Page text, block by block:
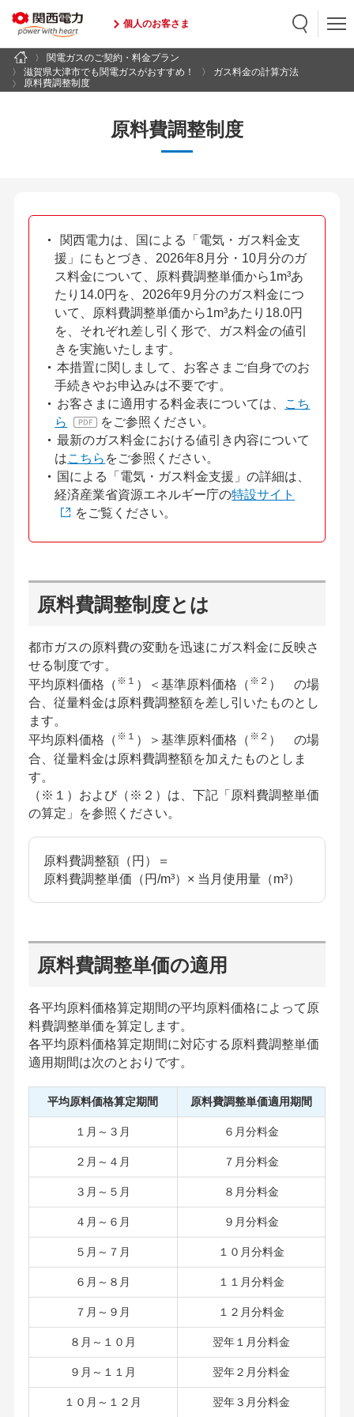
個人のお客さま
検索キーワード入力
関電ガスのご契約・料金プラン
滋賀県大津市でも関電ガスがおすすめ！
ガス料金の計算方法
原料費調整制度
原料費調整制度
関西電力は、国による「電気・ガス料金支
援」にもとづき、2026年8月分・10月分のガ
ス料金について、原料費調整単価から1m³あ
たり14.0円を、2026年9月分のガス料金につ
いて、原料費調整単価から1m³あたり18.0円
を、それぞれ差し引く形で、ガス料金の値引
きを実施いたします。
本措置に関しまして、お客さまご自身でのお
手続きやお申込みは不要です。
お客さまに適用する料金表については、
こち
ら
をご参照ください。
最新のガス料金における値引き内容について
はこちら をご参照ください。
国による「電気・ガス料金支援」の詳細は、
経済産業省資源エネルギー庁の特設サイト
をご覧ください。
原料費調整制度とは
都市ガスの原料費の変動を迅速にガス料金に反映さ
せる制度です。
平均原料価格（ ※１ ）＜基準原料価格（ ※２ ） の場
合、従量料金は原料費調整額を差し引いたものとし
ます。
平均原料価格（ ※１ ）＞基準原料価格（ ※２ ） の場
合、従量料金は原料費調整額を加えたものとしま
す。
（※１）および（※２）は、下記「原料費調整単価
の算定」を参照ください。
原料費調整額（円）＝
原料費調整単価（円/m³）× 当月使用量（m³）
原料費調整単価の適用
各平均原料価格算定期間の平均原料価格によって原
料費調整単価を算定します。
各平均原料価格算定期間に対応する原料費調整単価
適用期間は次のとおりです。
平均原料価格算定期間 原料費調整単価適用期間
１月～３月 ６月分料金
２月～４月 ７月分料金
３月～５月 ８月分料金
４月～６月 ９月分料金
５月～７月 １０月分料金
６月～８月 １１月分料金
７月～９月 １２月分料金
８月～１０月 翌年１月分料金
９月～１１月 翌年２月分料金
１０月～１２月 翌年３月分料金